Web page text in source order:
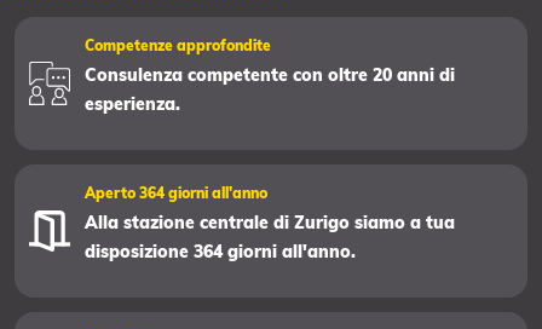
Competenze approfondite
Consulenza competente con oltre 20 anni di
esperienza.
Aperto 364 giorni all'anno
Alla stazione centrale di Zurigo siamo a tua
disposizione 364 giorni all'anno.